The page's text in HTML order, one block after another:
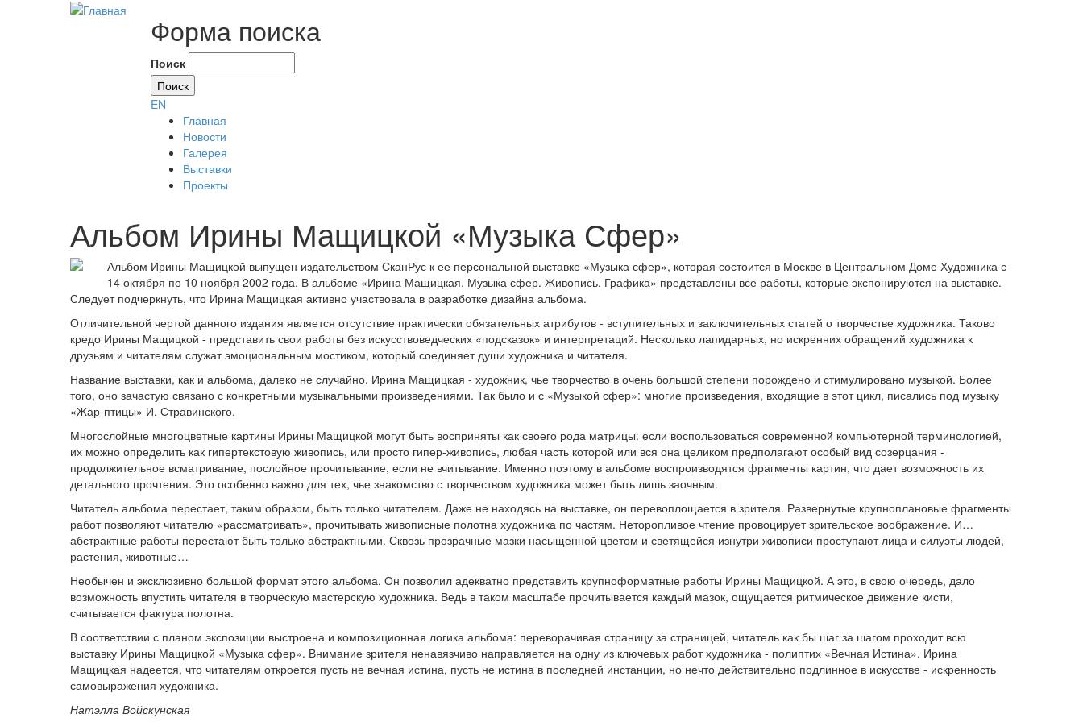
Форма поиска
Поиск
EN
Главная
Новости
Галерея
Выставки
Проекты
Альбом Ирины Мащицкой «Музыка Сфер»
Альбом Ирины Мащицкой выпущен издательством СканРус к ее персональной выставке «Музыка сфер», которая состоится в Москве в Центральном Доме Художника с
14 октября по 10 ноября 2002 года. В альбоме «Ирина Мащицкая. Музыка сфер. Живопись. Графика» представлены все работы, которые экспонируются на выставке.
Следует подчеркнуть, что Ирина Мащицкая активно участвовала в разработке дизайна альбома.
Отличительной чертой данного издания является отсутствие практически обязательных атрибутов - вступительных и заключительных статей о творчестве художника. Таково
кредо Ирины Мащицкой - представить свои работы без искусствоведческих «подсказок» и интерпретаций. Несколько лапидарных, но искренних обращений художника к
друзьям и читателям служат эмоциональным мостиком, который соединяет души художника и читателя.
Название выставки, как и альбома, далеко не случайно. Ирина Мащицкая - художник, чье творчество в очень большой степени порождено и стимулировано музыкой. Более
того, оно зачастую связано с конкретными музыкальными произведениями. Так было и с «Музыкой сфер»: многие произведения, входящие в этот цикл, писались под музыку
«Жар-птицы» И. Стравинского.
Многослойные многоцветные картины Ирины Мащицкой могут быть восприняты как своего рода матрицы: если воспользоваться современной компьютерной терминологией,
их можно определить как гипертекстовую живопись, или просто гипер-живопись, любая часть которой или вся она целиком предполагают особый вид созерцания -
продолжительное всматривание, послойное прочитывание, если не вчитывание. Именно поэтому в альбоме воспроизводятся фрагменты картин, что дает возможность их
детального прочтения. Это особенно важно для тех, чье знакомство с творчеством художника может быть лишь заочным.
Читатель альбома перестает, таким образом, быть только читателем. Даже не находясь на выставке, он перевоплощается в зрителя. Развернутые крупноплановые фрагменты
работ позволяют читателю «рассматривать», прочитывать живописные полотна художника по частям. Неторопливое чтение провоцирует зрительское воображение. И…
абстрактные работы перестают быть только абстрактными. Сквозь прозрачные мазки насыщенной цветом и светящейся изнутри живописи проступают лица и силуэты людей,
растения, животные…
Необычен и эксклюзивно большой формат этого альбома. Он позволил адекватно представить крупноформатные работы Ирины Мащицкой. А это, в свою очередь, дало
возможность впустить читателя в творческую мастерскую художника. Ведь в таком масштабе прочитывается каждый мазок, ощущается ритмическое движение кисти,
считывается фактура полотна.
В соответствии с планом экспозиции выстроена и композиционная логика альбома: переворачивая страницу за страницей, читатель как бы шаг за шагом проходит всю
выставку Ирины Мащицкой «Музыка сфер». Внимание зрителя ненавязчиво направляется на одну из ключевых работ художника - полиптих «Вечная Истина». Ирина
Мащицкая надеется, что читателям откроется пусть не вечная истина, пусть не истина в последней инстанции, но нечто действительно подлинное в искусстве - искренность
самовыражения художника.
Натэлла Войскунская